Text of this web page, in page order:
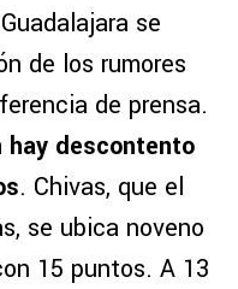
se
de los rumores
de prensa.
hay descontento
. Chivas, que el
se ubica noveno
15 puntos. A 13